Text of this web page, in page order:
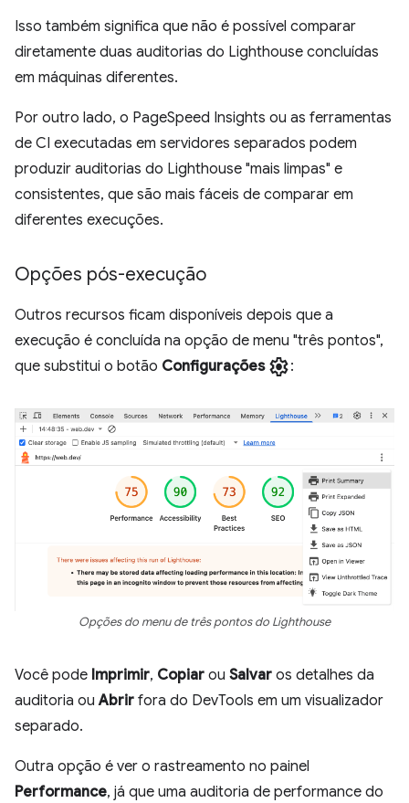
Isso também significa que não é possível comparar
diretamente duas auditorias do Lighthouse concluídas
em máquinas diferentes.
Por outro lado, o PageSpeed Insights ou as ferramentas
de CI executadas em servidores separados podem
produzir auditorias do Lighthouse "mais limpas" e
consistentes, que são mais fáceis de comparar em
diferentes execuções.
Opções pós-execução
Outros recursos ficam disponíveis depois que a
execução é concluída na opção de menu "três pontos",
que substitui o botão Configurações settings:
Opções do menu de três pontos do Lighthouse
Você pode Imprimir, Copiar ou Salvar os detalhes da
auditoria ouAbrir fora do DevTools em um visualizador
separado.
Outra opção é ver o rastreamento no painel
Performance, já que uma auditoria de performance do